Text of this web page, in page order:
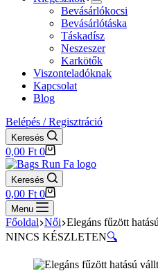
Bevásárlókocsi
Bevásárlótáska
Táskadísz
Neszeszer
Karkötők
Viszonteladóknak
Kapcsolat
Blog
Belépés / Regisztráció
Keresés
Shopping
cart
0,00 Ft 0
Keresés
Shopping
cart
0,00 Ft 0
Menu
Főoldal Női Elegáns fűzött
NINCS KÉSZLETEN🔍